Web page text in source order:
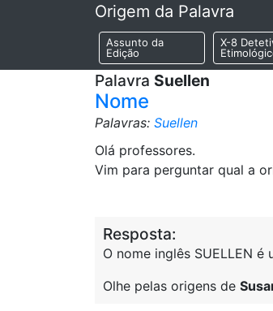
Origem da Palavra
Assunto da
Edição
X-8
Palavra Suellen
Nome
Palavras: Suellen
Olá professores.
Vim para perguntar qual a
Resposta:
O nome inglês SUELLEN é
Olhe pelas origens de